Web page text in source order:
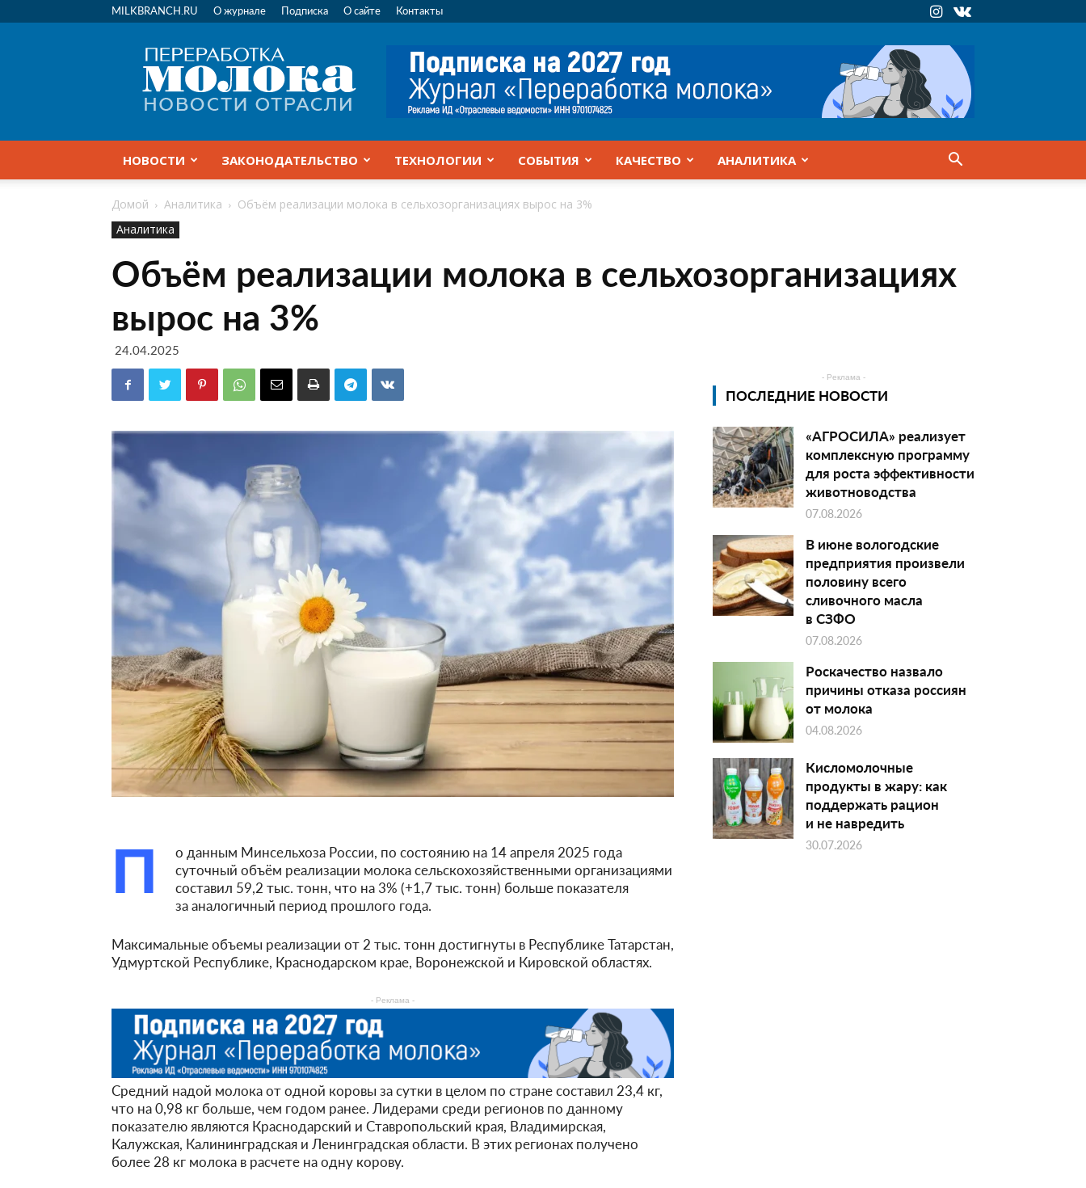
MILKBRANCH.RU О журнале Подписка О сайте Контакты
Переработка
молока
|
Новости
НОВОСТИ ЗАКОНОДАТЕЛЬСТВО ТЕХНОЛОГИИ СОБЫТИЯ КАЧЕСТВО АНАЛИТИКА
Домой Аналитика
Объём реализации молока в сельхозорганизациях вырос на 3%
Аналитика
Объём реализации молока в сельхозорганизациях
вырос на 3%
24.04.2025
П
о данным Минсельхоза России, по состоянию на 14 апреля 2025 года
суточный объём реализации молока сельскохозяйственными организациями
составил 59,2 тыс. тонн, что на 3% (+1,7 тыс. тонн) больше показателя
за аналогичный период прошлого года.
Максимальные объемы реализации от 2 тыс. тонн достигнуты в Республике Татарстан,
Удмуртской Республике, Краснодарском крае, Воронежской и Кировской областях.
- Реклама -
Средний надой молока от одной коровы за сутки в целом по стране составил 23,4 кг,
что на 0,98 кг больше, чем годом ранее. Лидерами среди регионов по данному
показателю являются Краснодарский и Ставропольский края, Владимирская,
Калужская, Калининградская и Ленинградская области. В этих регионах получено
более 28 кг молока в расчете на одну корову.
- Реклама -
ПОСЛЕДНИЕ НОВОСТИ
«АГРОСИЛА» реализует
комплексную программу
для роста эффективности
животноводства
07.08.2026
В июне вологодские
предприятия произвели
половину всего
сливочного масла
в СЗФО
07.08.2026
Роскачество назвало
причины отказа россиян
от молока
04.08.2026
Кисломолочные
продукты в жару: как
поддержать рацион
и не навредить
30.07.2026